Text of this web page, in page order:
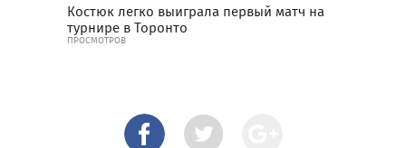
Костюк легко выиграла первый матч на
турнире в Торонто
ПРОСМОТРОВ